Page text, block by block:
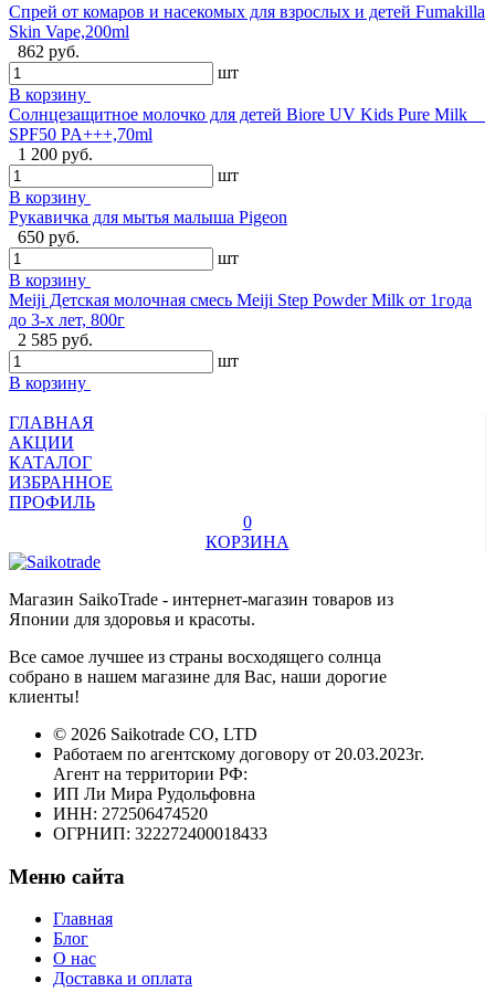
Спрей от комаров и насекомых для взрослых и детей Fumakilla
Skin Vape,200ml
862 руб.
шт
В корзину
Солнцезащитное молочко для детей Biore UV Kids Pure Milk
SPF50 PA+++,70ml
1 200 руб.
шт
В корзину
Рукавичка для мытья малыша Pigeon
650 руб.
шт
В корзину
Meiji Детская молочная смесь Meiji Step Powder Milk от 1года
до 3-х лет, 800г
2 585 руб.
шт
В корзину
ГЛАВНАЯ
АКЦИИ
КАТАЛОГ
ИЗБРАННОЕ
ПРОФИЛЬ
0
КОРЗИНА
Магазин SaikoTrade - интернет-магазин товаров из
Японии для здоровья и красоты.
Все самое лучшее из страны восходящего солнца
собрано в нашем магазине для Вас, наши дорогие
клиенты!
© 2026 Saikotrade CO, LTD
Работаем по агентскому договору от 20.03.2023г.
Агент на территории РФ:
ИП Ли Мира Рудольфовна
ИНН: 272506474520
ОГРНИП: 322272400018433
Меню сайта
Главная
Блог
О нас
Доставка и оплата